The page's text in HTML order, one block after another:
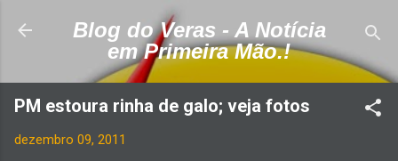
Pular para o conteúdo principal
Blog do Veras - A Notícia
em Primeira Mão.!
PM estoura rinha de galo; veja fotos
dezembro 09, 2011